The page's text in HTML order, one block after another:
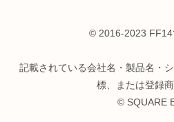
© 2016-2023 FF14
記載されている会社名・製品名・
標、または登録商
© SQUARE